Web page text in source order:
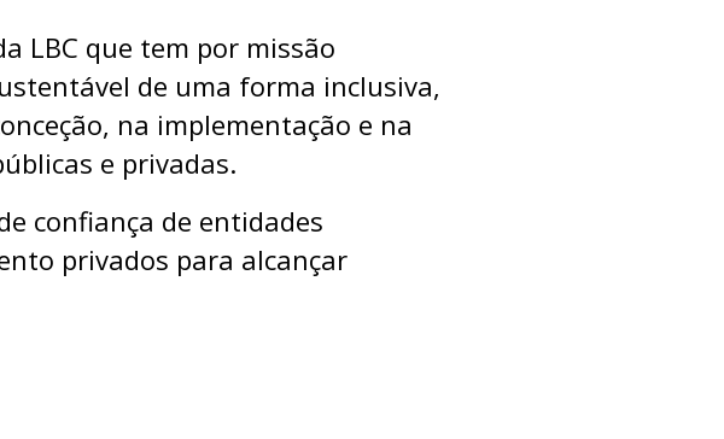
LBC que tem por missão
de uma forma inclusiva,
na implementação e na
e privadas.
confiança de entidades
privados para alcançar